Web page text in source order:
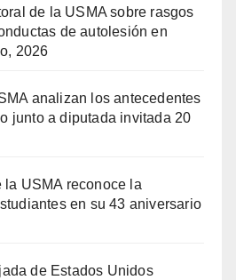
de la USMA sobre rasgos
de autolesión en
2026
analizan los antecedentes
junto a diputada invitada 20
la USMA reconoce la
en su 43 aniversario
de Estados Unidos